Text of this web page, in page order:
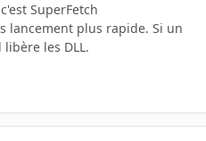
SuperFetch
lancement plus rapide. Si un
les DLL.